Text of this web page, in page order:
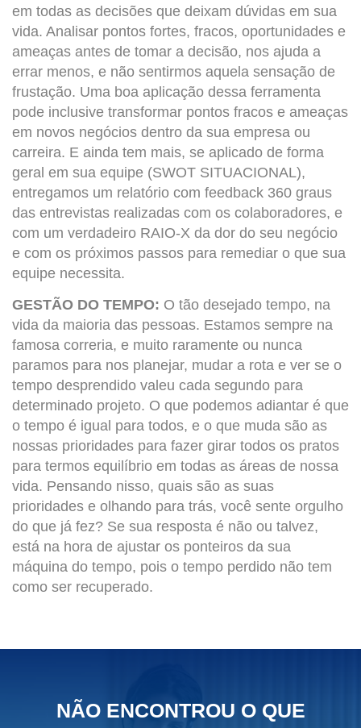
em todas as decisões que deixam dúvidas em sua
vida. Analisar pontos fortes, fracos, oportunidades e
ameaças antes de tomar a decisão, nos ajuda a
errar menos, e não sentirmos aquela sensação de
frustação. Uma boa aplicação dessa ferramenta
pode inclusive transformar pontos fracos e ameaças
em novos negócios dentro da sua empresa ou
carreira. E ainda tem mais, se aplicado de forma
geral em sua equipe (SWOT SITUACIONAL),
entregamos um relatório com feedback 360 graus
das entrevistas realizadas com os colaboradores, e
com um verdadeiro RAIO-X da dor do seu negócio
e com os próximos passos para remediar o que sua
equipe necessita.
GESTÃO DO TEMPO: O tão desejado tempo, na
vida da maioria das pessoas. Estamos sempre na
famosa correria, e muito raramente ou nunca
paramos para nos planejar, mudar a rota e ver se o
tempo desprendido valeu cada segundo para
determinado projeto. O que podemos adiantar é que
o tempo é igual para todos, e o que muda são as
nossas prioridades para fazer girar todos os pratos
para termos equilíbrio em todas as áreas de nossa
vida. Pensando nisso, quais são as suas
prioridades e olhando para trás, você sente orgulho
do que já fez? Se sua resposta é não ou talvez,
está na hora de ajustar os ponteiros da sua
máquina do tempo, pois o tempo perdido não tem
como ser recuperado.
NÃO ENCONTROU O QUE